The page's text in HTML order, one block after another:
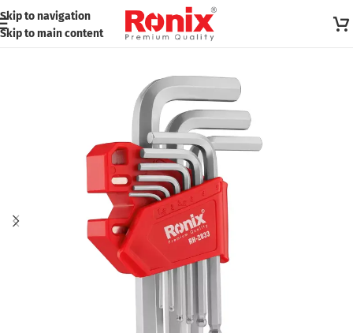
Skip to navigation
Skip to main content